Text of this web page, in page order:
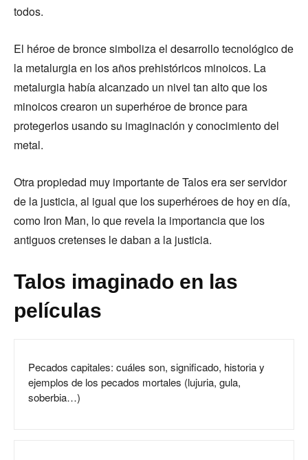
todos.
El héroe de bronce simboliza el desarrollo tecnológico de
la metalurgia en los años prehistóricos minoicos. La
metalurgia había alcanzado un nivel tan alto que los
minoicos crearon un superhéroe de bronce para
protegerlos usando su imaginación y conocimiento del
metal.
Otra propiedad muy importante de Talos era ser servidor
de la justicia, al igual que los superhéroes de hoy en día,
como Iron Man, lo que revela la importancia que los
antiguos cretenses le daban a la justicia.
Talos imaginado en las
películas
Pecados capitales: cuáles son, significado, historia y
ejemplos de los pecados mortales (lujuria, gula,
soberbia…)